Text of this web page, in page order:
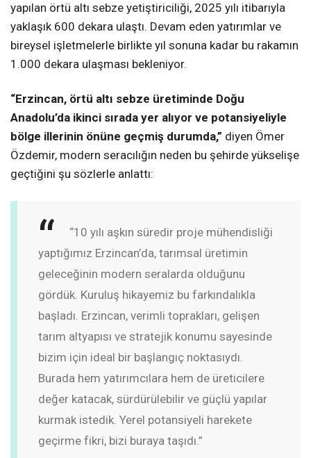
yapılan örtü altı sebze yetiştiriciliği, 2025 yılı itibarıyla
yaklaşık 600 dekara ulaştı. Devam eden yatırımlar ve
bireysel işletmelerle birlikte yıl sonuna kadar bu rakamın
1.000 dekara ulaşması bekleniyor.
“Erzincan, örtü altı sebze üretiminde Doğu
Anadolu’da ikinci sırada yer alıyor ve potansiyeliyle
bölge illerinin önüne geçmiş durumda,” diyen Ömer
Özdemir, modern seracılığın neden bu şehirde yükselişe
geçtiğini şu sözlerle anlattı:
“10 yılı aşkın süredir proje mühendisliği
yaptığımız Erzincan’da, tarımsal üretimin
geleceğinin modern seralarda olduğunu
gördük. Kuruluş hikayemiz bu farkındalıkla
başladı. Erzincan, verimli toprakları, gelişen
tarım altyapısı ve stratejik konumu sayesinde
bizim için ideal bir başlangıç noktasıydı.
Burada hem yatırımcılara hem de üreticilere
değer katacak, sürdürülebilir ve güçlü yapılar
kurmak istedik. Yerel potansiyeli harekete
geçirme fikri, bizi buraya taşıdı.”